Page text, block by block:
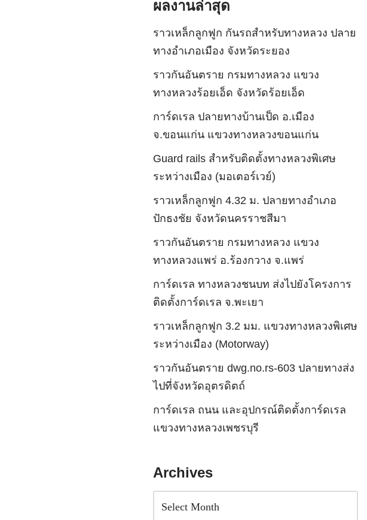
ผลงานล่าสุด
ราวเหล็กลูกฟูก กันรถสําหรับทางหลวง ปลาย
ทางอำเภอเมือง จังหวัดระยอง
ราวกันอันตราย กรมทางหลวง แขวง
ทางหลวงร้อยเอ็ด จังหวัดร้อยเอ็ด
การ์ดเรล ปลายทางบ้านเป็ด อ.เมือง
จ.ขอนแก่น แขวงทางหลวงขอนแก่น
Guard rails สำหรับติดตั้งทางหลวงพิเศษ
ระหว่างเมือง (มอเตอร์เวย์)
ราวเหล็กลูกฟูก 4.32 ม. ปลายทางอำเภอ
ปักธงชัย จังหวัดนครราชสีมา
ราวกันอันตราย กรมทางหลวง แขวง
ทางหลวงแพร่ อ.ร้องกวาง จ.แพร่
การ์ดเรล ทางหลวงชนบท ส่งไปยังโครงการ
ติดตั้งการ์ดเรล จ.พะเยา
ราวเหล็กลูกฟูก 3.2 มม. แขวงทางหลวงพิเศษ
ระหว่างเมือง (Motorway)
ราวกันอันตราย dwg.no.rs-603 ปลายทางส่ง
ไปที่จังหวัดอุตรดิตถ์
การ์ดเรล ถนน และอุปกรณ์ติดตั้งการ์ดเรล
แขวงทางหลวงเพชรบุรี
Archives